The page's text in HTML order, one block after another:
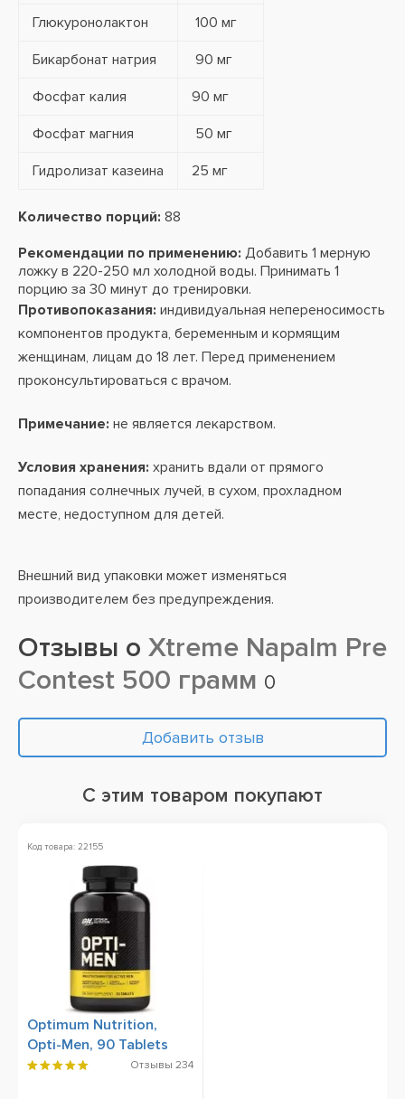
Глюкуронолактон 100 мг
Бикарбонат натрия 90 мг
Фосфат калия 90 мг
Фосфат магния 50 мг
Гидролизат казеина 25 мг
Количество порций: 88
Рекомендации по применению: Добавить 1 мерную
ложку в 220-250 мл холодной воды. Принимать 1
порцию за 30 минут до тренировки.
Противопоказания: индивидуальная непереносимость
компонентов продукта, беременным и кормящим
женщинам, лицам до 18 лет. Перед применением
проконсультироваться с врачом.
Примечание: не является лекарством.
Условия хранения: хранить вдали от прямого
попадания солнечных лучей, в сухом, прохладном
месте, недоступном для детей.
Внешний вид упаковки может изменяться
производителем без предупреждения.
Отзывы о Xtreme Napalm Pre
Contest 500 грамм 0
Добавить отзыв
С этим товаром покупают
Код товара: 22155
Optimum Nutrition,
Opti-Men, 90 Tablets
Отзывы 234